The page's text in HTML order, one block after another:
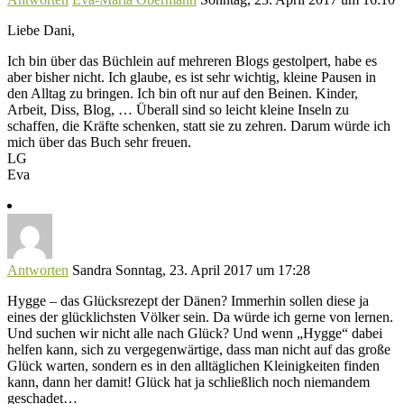
Liebe Dani,
Ich bin über das Büchlein auf mehreren Blogs gestolpert, habe es
aber bisher nicht. Ich glaube, es ist sehr wichtig, kleine Pausen in
den Alltag zu bringen. Ich bin oft nur auf den Beinen. Kinder,
Arbeit, Diss, Blog, … Überall sind so leicht kleine Inseln zu
schaffen, die Kräfte schenken, statt sie zu zehren. Darum würde ich
mich über das Buch sehr freuen.
LG
Eva
Antworten Sandra Sonntag, 23. April 2017 um 17:28
Hygge – das Glücksrezept der Dänen? Immerhin sollen diese ja
eines der glücklichsten Völker sein. Da würde ich gerne von lernen.
Und suchen wir nicht alle nach Glück? Und wenn „Hygge“ dabei
helfen kann, sich zu vergegenwärtige, dass man nicht auf das große
Glück warten, sondern es in den alltäglichen Kleinigkeiten finden
kann, dann her damit! Glück hat ja schließlich noch niemandem
geschadet…